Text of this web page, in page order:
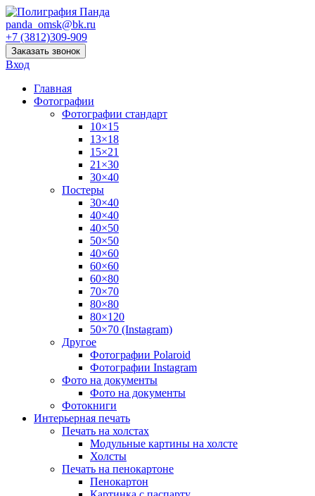
panda_omsk@bk.ru
+7 (3812)309-909
Заказать звонок
Вход
Главная
Фотографии
Фотографии стандарт
10×15
13×18
15×21
21×30
30×40
Постеры
30×40
40×40
40×50
50×50
40×60
60×60
60×80
70×70
80×80
80×120
50×70 (Instagram)
Другое
Фотографии Polaroid
Фотографии Instagram
Фото на документы
Фото на документы
Фотокниги
Интерьерная печать
Печать на холстах
Модульные картины на холсте
Холсты
Печать на пенокартоне
Пенокартон